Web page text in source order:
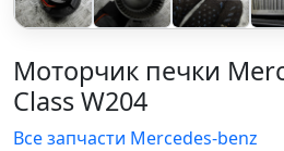
Моторчик печки
Class W204
Все запчасти Mercedes-benz